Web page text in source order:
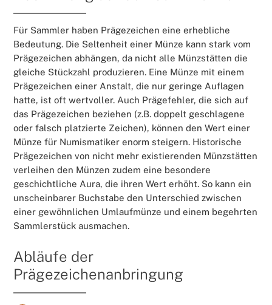
Für Sammler haben Prägezeichen eine erhebliche
Bedeutung. Die Seltenheit einer Münze kann stark vom
Prägezeichen abhängen, da nicht alle Münzstätten die
gleiche Stückzahl produzieren. Eine Münze mit einem
Prägezeichen einer Anstalt, die nur geringe Auflagen
hatte, ist oft wertvoller. Auch Prägefehler, die sich auf
das Prägezeichen beziehen (z.B. doppelt geschlagene
oder falsch platzierte Zeichen), können den Wert einer
Münze für Numismatiker enorm steigern. Historische
Prägezeichen von nicht mehr existierenden Münzstätten
verleihen den Münzen zudem eine besondere
geschichtliche Aura, die ihren Wert erhöht. So kann ein
unscheinbarer Buchstabe den Unterschied zwischen
einer gewöhnlichen Umlaufmünze und einem begehrten
Sammlerstück ausmachen.
Abläufe der
Prägezeichenanbringung